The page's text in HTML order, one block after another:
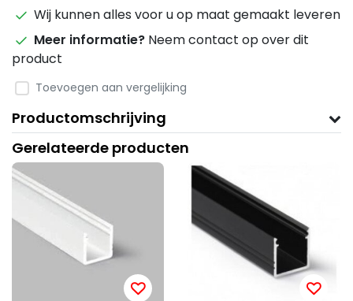
Wij kunnen alles voor u op maat gemaakt leveren
Meer informatie? Neem contact op over dit
product
Toevoegen aan vergelijking
Productomschrijving
Gerelateerde producten